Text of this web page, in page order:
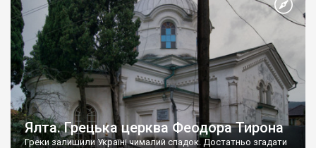
Ялта. Грецька церква Феодора Тирона
Греки залишили Україні чималий спадок. Достатньо згадати